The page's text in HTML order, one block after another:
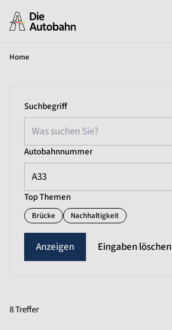
Home
Suchbegriff
Autobahnnummer
A33
Top Themen
Brücke Nachhaltigkeit
Eingaben löschen
8 Treffer